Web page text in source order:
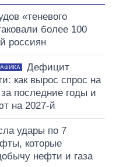
«теневого
более 100
россиян
Дефицит
как вырос спрос на
последние годы и
на 2027-й
удары по 7
которые
нефти и газа